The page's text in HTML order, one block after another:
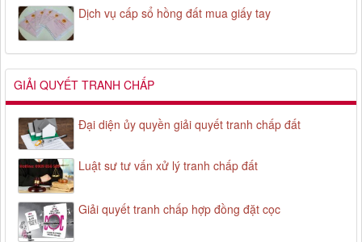
Dịch vụ cấp sổ hồng đất mua giấy tay
GIẢI QUYẾT TRANH CHẤP
Đại diện ủy quyền giải quyết tranh chấp đất
Luật sư tư vấn xử lý tranh chấp đất
Giải quyết tranh chấp hợp đồng đặt cọc